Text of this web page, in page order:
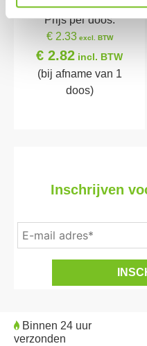
Prijs per doos:
€ 2.33excl. BTW
€ 2.82 incl. BTW
(bij afname van 1
doos)
Inschrijven
Binnen 24 uur
verzonden